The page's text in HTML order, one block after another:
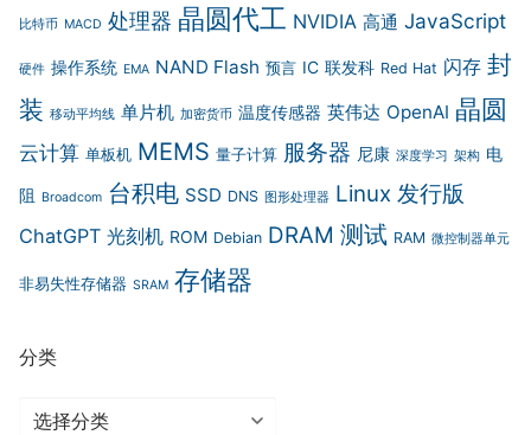
比特币 MACD 处理器 晶圆代工 NVIDIA 高通 JavaScript
硬件 操作系统 EMA NAND Flash 预言 IC 联发科 Red Hat 闪存 封
装 移动平均线 单片机 加密货币 温度传感器 英伟达 OpenAI 晶圆
云计算 单板机 MEMS 量子计算 服务器 尼康 深度学习 架构 电
阻 Broadcom 台积电 SSD DNS 图形处理器 Linux 发行版
ChatGPT 光刻机 ROM Debian DRAM 测试 RAM 微控制器单元
非易失性存储器 SRAM 存储器
分类
分